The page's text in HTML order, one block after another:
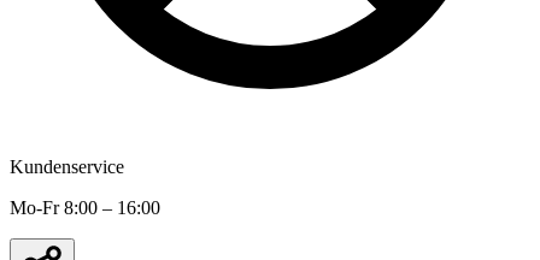
Kundenservice
Mo-Fr 8:00 – 16:00